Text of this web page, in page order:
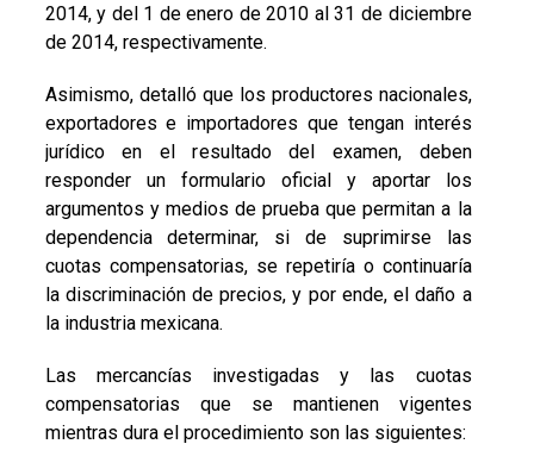
2014, y del 1 de enero de 2010 al 31 de diciembre
de 2014, respectivamente.
Asimismo, detalló que los productores nacionales,
exportadores e importadores que tengan interés
jurídico en el resultado del examen, deben
responder un formulario oficial y aportar los
argumentos y medios de prueba que permitan a la
dependencia determinar, si de suprimirse las
cuotas compensatorias, se repetiría o continuaría
la discriminación de precios, y por ende, el daño a
la industria mexicana.
Las mercancías investigadas y las cuotas
compensatorias que se mantienen vigentes
mientras dura el procedimiento son las siguientes: